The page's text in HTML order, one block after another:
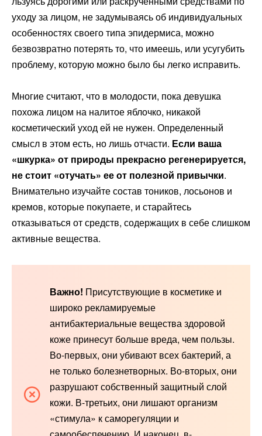
уходу за лицом, не задумываясь об индивидуальных
особенностях своего типа эпидермиса, можно
безвозвратно потерять то, что имеешь, или усугубить
проблему, которую можно было бы легко исправить.
Многие считают, что в молодости, пока девушка
похожа лицом на налитое яблочко, никакой
косметический уход ей не нужен. Определенный
смысл в этом есть, но лишь отчасти. Если ваша
«шкурка» от природы прекрасно регенерируется,
не стоит «отучать» ее от полезной привычки.
Внимательно изучайте состав тоников, лосьонов и
кремов, которые покупаете, и старайтесь
отказываться от средств, содержащих в себе слишком
активные вещества.
Важно! Присутствующие в косметике и
широко рекламируемые
антибактериальные вещества здоровой
коже принесут больше вреда, чем пользы.
Во-первых, они убивают всех бактерий, а
не только болезнетворных. Во-вторых, они
разрушают собственный защитный слой
кожи. В-третьих, они лишают организм
«стимула» к саморегуляции и